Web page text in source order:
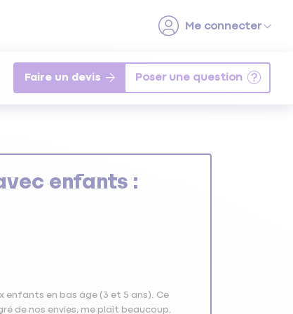
Faire un devis
enfants :
enfants en bas âge (3 et 5 ans). Ce
de nos envies, me plaît beaucoup.